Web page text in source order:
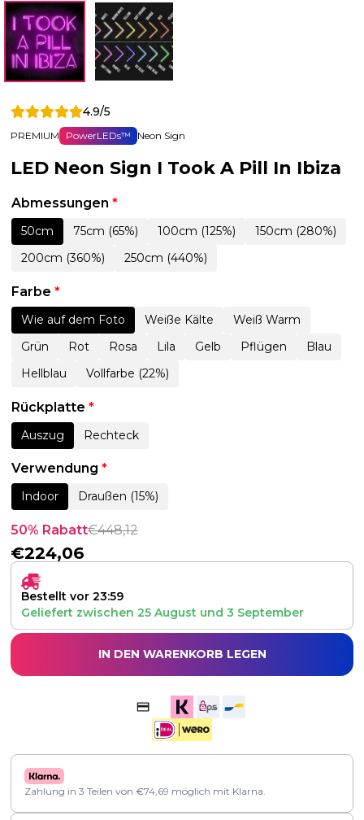
4.9/5
PREMIUM PowerLEDs™ Neon Sign
LED Neon Sign I Took A Pill In Ibiza
Abmessungen *
50cm 75cm (65%) 100cm (125%)
150cm (280%)
200cm (360%)
250cm (440%)
Farbe *
Wie auf dem Foto Weiße Kälte
Weiß Warm
Grün
Rot Rosa Lila Gelb Pflügen
Blau
Hellblau
Vollfarbe (22%)
Rückplatte *
Auszug Rechteck
Verwendung *
Indoor Draußen (15%)
50% Rabatt€448,12
€224,06
Bestellt vor 23:59
Geliefert zwischen 25 August und 3 September
IN DEN WARENKORB LEGEN
Zahlung in 3 Teilen von €74,69 möglich mit Klarna.